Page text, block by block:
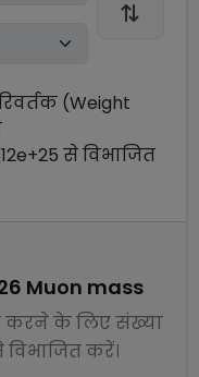
(Weight
सेविभाजित
Muon mass
करने के लिए संख्या
विभाजितकरें।